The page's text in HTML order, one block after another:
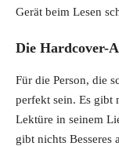
Gerät beim Lesen
Die Hardcover-
Für die Person, die
perfekt sein. Es gibt
Lektüre in seinem
gibt nichts Besseres